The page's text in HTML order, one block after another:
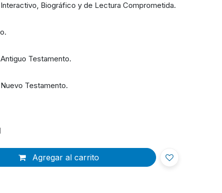
Biográfico y de Lectura Comprometida.
Testamento.
Testamento.
Agregar al carrito